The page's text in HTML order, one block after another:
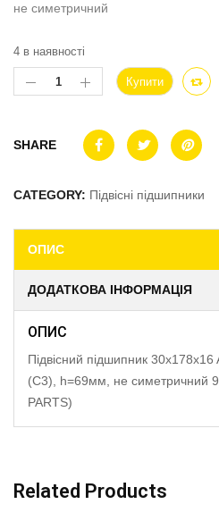
не симетричний
4 в наявності
Купити
SHARE
CATEGORY: Підвісні підшипники
ОПИС
ДОДАТКОВА ІНФОРМАЦІЯ
ОПИС
Підвісний підшипник
(C3), h=69мм, не симетричний
PARTS)
Related Products